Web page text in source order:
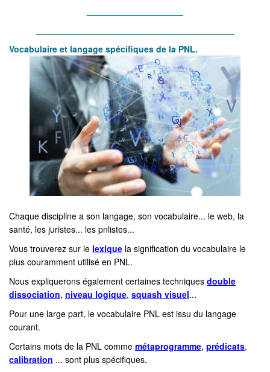
Vocabulaire et langage spécifiques de la PNL.
Chaque discipline a son langage, son vocabulaire... le web, la
santé, les juristes... les pnlistes...
Vous trouverez sur le lexique la signification du vocabulaire le
plus couramment utilisé en PNL.
Nous expliquerons également certaines techniques double
dissociation, niveau logique, squash visuel...
Pour une large part, le vocabulaire PNL est issu du langage
courant.
Certains mots de la PNL comme métaprogramme, prédicats,
calibration ... sont plus spécifiques.